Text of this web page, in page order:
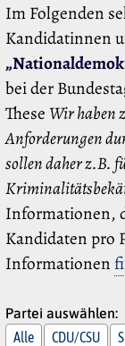
Im Folgenden
Kandidatinnen
bei der
TheseWir haben
Anforderungen
sollen daher z.B.
Informationen,
Kandidaten pro
Informationen
Partei auswählen:
Alle
CDU/CSU